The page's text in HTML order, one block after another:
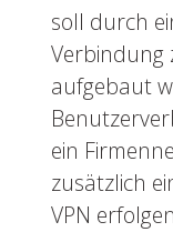
soll durch
Verbindung
aufgebaut
ein
zusätzlich
VPN